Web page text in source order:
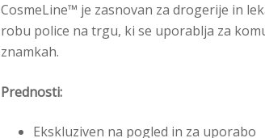
CosmeLine™ je zasnovan za drogerije in
robu police na trgu, ki se uporablja za
znamkah.
Prednosti:
Ekskluziven na pogled in za uporabo